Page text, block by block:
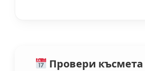
Провери късмета